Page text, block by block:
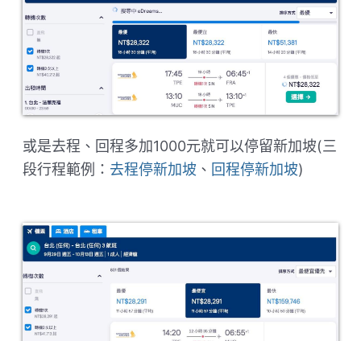
或是去程、回程多加1000元就可以停留新加坡(三
段行程範例： 去程停新加坡 、 回程停新加坡)